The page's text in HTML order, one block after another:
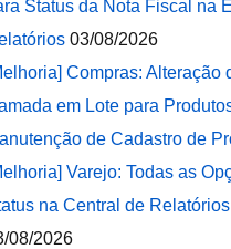
Status da Nota Fiscal na
03/08/2026
Compras: Alteração
em Lote para
de Cadastro de
Varejo: Todas as
na Central de
08/2026